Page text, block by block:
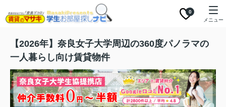
0
メニュー
【2026年】奈良女子大学周辺の360度パノラマの
一人暮らし向け賃貸物件